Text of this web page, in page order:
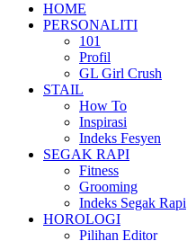
HOME
PERSONALITI
101
Profil
GL Girl Crush
STAIL
How To
Inspirasi
Indeks Fesyen
SEGAK RAPI
Fitness
Grooming
Indeks Segak Rapi
HOROLOGI
Pilihan Editor